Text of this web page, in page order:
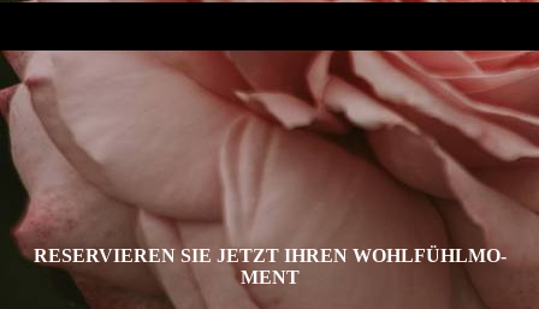
RESERVIEREN SIE JETZT IHREN WOHLFÜHL­MO­
MENT